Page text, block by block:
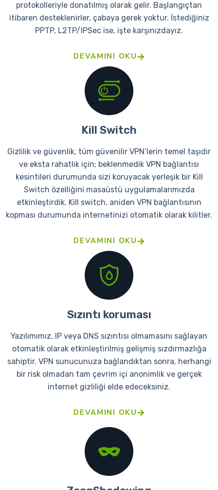
protokolleriyle donatılmış olarak gelir. Başlangıçtan
itibaren desteklenirler, çabaya gerek yoktur. İstediğiniz
PPTP, L2TP/IPSec ise, işte karşınızdayız.
DEVAMINI OKU
Kill Switch
Gizlilik ve güvenlik, tüm güvenilir VPN’lerin temel taşıdır
ve eksta rahatlık için; beklenmedik VPN bağlantısı
kesintileri durumunda sizi koruyacak yerleşik bir Kill
Switch özelliğini masaüstü uygulamalarımızda
etkinleştirdik. Kill switch, aniden VPN bağlantısının
kopması durumunda internetinizi otomatik olarak kilitler.
DEVAMINI OKU
Sızıntı koruması
Yazılımımız, IP veya DNS sızıntısı olmamasını sağlayan
otomatik olarak etkinleştirilmiş gelişmiş sızdırmazlığa
sahiptir. VPN sunucunuza bağlandıktan sonra, herhangi
bir risk olmadan tam çevrim içi anonimlik ve gerçek
internet gizliliği elde edeceksiniz.
DEVAMINI OKU